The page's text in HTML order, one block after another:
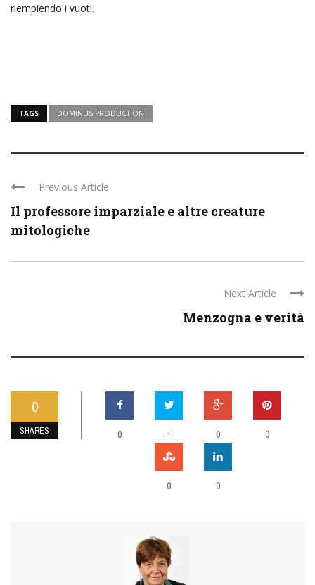
riempiendo i vuoti.
TAGS DOMINUS PRODUCTION
Previous Article
Il professore imparziale e altre creature
mitologiche
Next Article
Menzogna e verità
0
SHARES 0 + 0 0
0 0